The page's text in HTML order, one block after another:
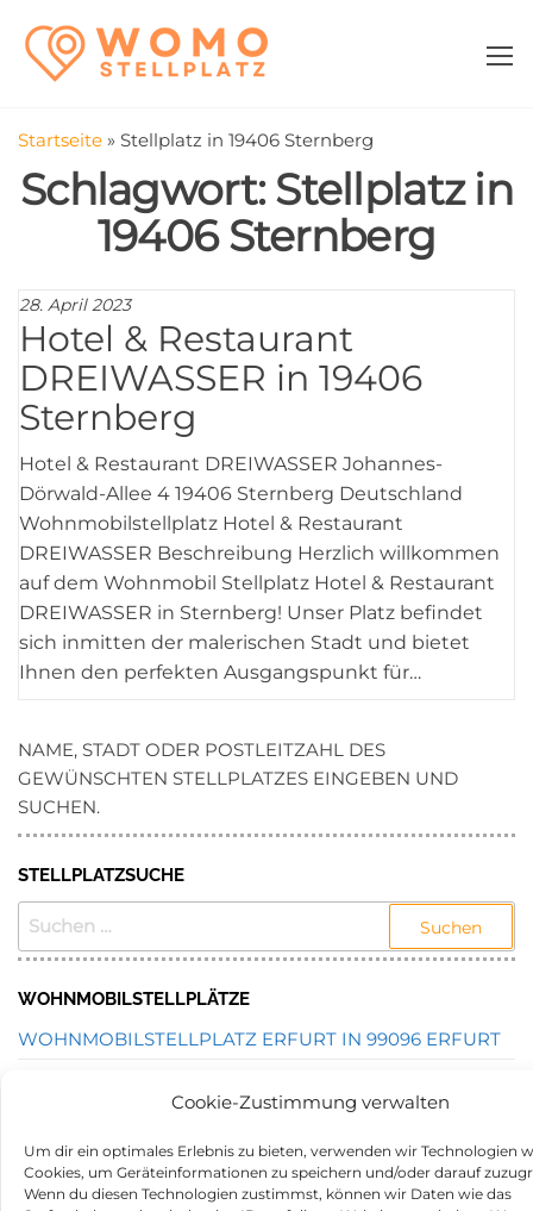
Cookie-Zustimmung verwalten
Um dir ein optimales Erlebnis zu bieten, verwenden wir Technologien
Cookies, um Geräteinformationen zu speichern und/oder darauf
Wenn du diesen Technologien zustimmst, können wir Daten wie das
Inhalt
springen
in der Nähe
Startseite » Stellplatz in 19406 Sternberg
Schlagwort:Stellplatz in
19406 Sternberg
28. April 2023
Hotel & Restaurant
DREIWASSER in 19406
Sternberg
Hotel & Restaurant DREIWASSER Johannes-
Dörwald-Allee 4 19406 Sternberg Deutschland
Wohnmobilstellplatz Hotel & Restaurant
DREIWASSER Beschreibung Herzlich willkommen
auf dem Wohnmobil Stellplatz Hotel & Restaurant
DREIWASSER in Sternberg! Unser Platz befindet
sich inmitten der malerischen Stadt und bietet
Ihnen den perfekten Ausgangspunkt für…
NAME, STADT ODER POSTLEITZAHL DES
GEWÜNSCHTEN STELLPLATZES EINGEBEN UND
SUCHEN.
STELLPLATZSUCHE
SUCHEN
WOHNMOBILSTELLPLÄTZE
WOHNMOBILSTELLPLATZ ERFURT IN 99096 ERFURT
PENSION MÜRITZWIESE IN 17207 GOTTHUN
LAKE DREENKRÖGEN (CAMPGROUND) IN 19288
WÖBBELIN OT DREENKRÖGEN